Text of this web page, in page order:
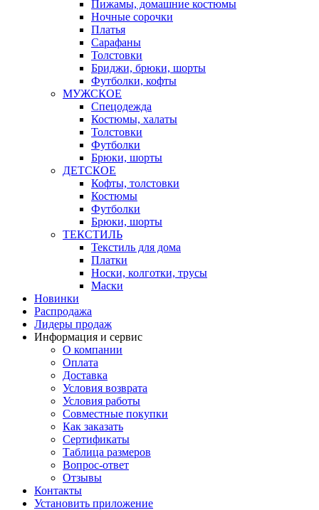
Пижамы, домашние костюмы
Ночные сорочки
Платья
Сарафаны
Толстовки
Бриджи, брюки, шорты
Футболки, кофты
МУЖСКОЕ
Спецодежда
Костюмы, халаты
Толстовки
Футболки
Брюки, шорты
ДЕТСКОЕ
Кофты, толстовки
Костюмы
Футболки
Брюки, шорты
ТЕКСТИЛЬ
Текстиль для дома
Платки
Носки, колготки, трусы
Маски
Новинки
Распродажа
Лидеры продаж
Информация и сервис
О компании
Оплата
Доставка
Условия возврата
Условия работы
Совместные покупки
Как заказать
Сертификаты
Таблица размеров
Вопрос-ответ
Отзывы
Контакты
Установить приложение